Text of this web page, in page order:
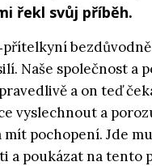
řekl svůj příběh.
Naše společnost a
a on teď
vyslechnout a
pochopení. Jde
a poukázat na tento